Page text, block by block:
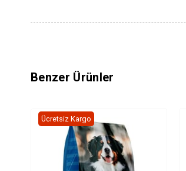
Benzer Ürünler
Ücretsiz Kargo